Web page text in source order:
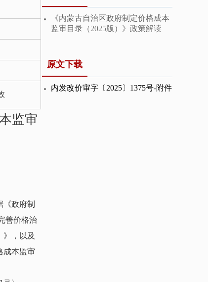
监审
政府制
善价格治
》，以及
成本监审
《内蒙古自治区政府制定价格成本
监审目录（2025版）》政策解读
原文下载
内发改价审字〔2025〕1375号-附件